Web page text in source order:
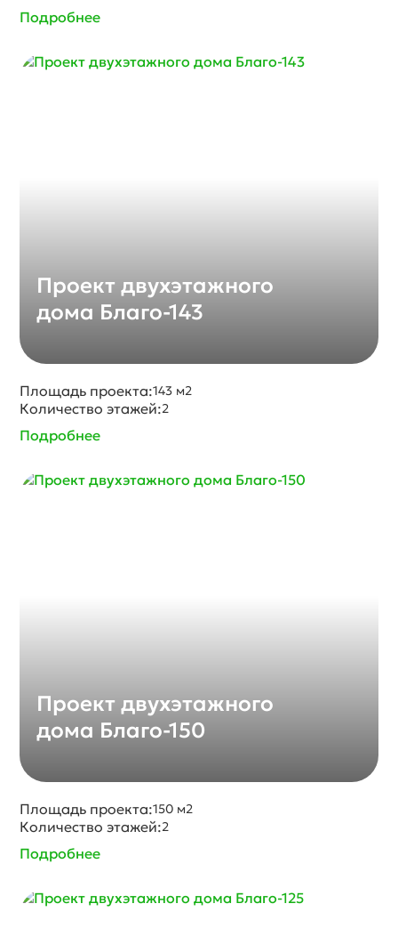
Подробнее
Проект двухэтажного
дома Благо-143
Площадь проекта:143 м2
Количество этажей:2
Подробнее
Проект двухэтажного
дома Благо-150
Площадь проекта:150 м2
Количество этажей:2
Подробнее